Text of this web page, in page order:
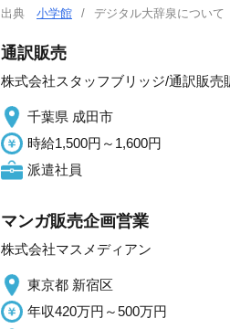
出典 小学館 デジタル大辞泉につい
通訳販売
株式会社スタッフブリッジ/通訳販
千葉県 成田市
時給1,500円～1,600円
派遣社員
マンガ販売企画営業
株式会社マスメディアン
東京都 新宿区
年収420万円～500万円